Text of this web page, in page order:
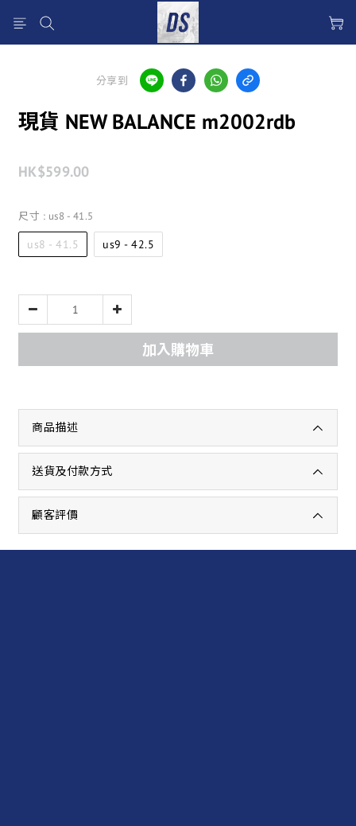
分享到
現貨 NEW BALANCE m2002rdb
HK$599.00
尺寸 : us8 - 41.5
us8 - 41.5 us9 - 42.5
加入購物車
商品描述
送貨及付款方式
顧客評價